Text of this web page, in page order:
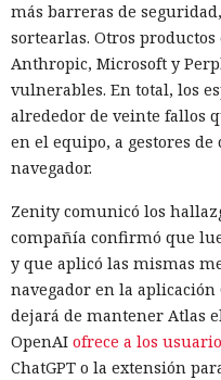
más barreras de
sortearlas. Otros
Anthropic, Microsoft y
vulnerables. En total, los
alrededor de veinte fallos
en el equipo, a gestores
navegador.
Zenity comunicó los
compañía confirmó que
y que aplicó las mismas
navegador en la aplicación
dejará de mantener Atlas
OpenAI ofrece a los
ChatGPT o la extensión